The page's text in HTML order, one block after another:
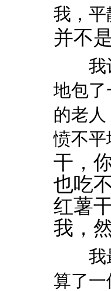
我，平
并不
我记
地包了
的老
愤不平
干，
也吃
红薯
我，
我最
算了一